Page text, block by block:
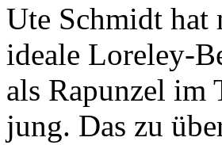
Ute Schmidt hat
ideale Loreley-
als Rapunzel im
jung. Das zu